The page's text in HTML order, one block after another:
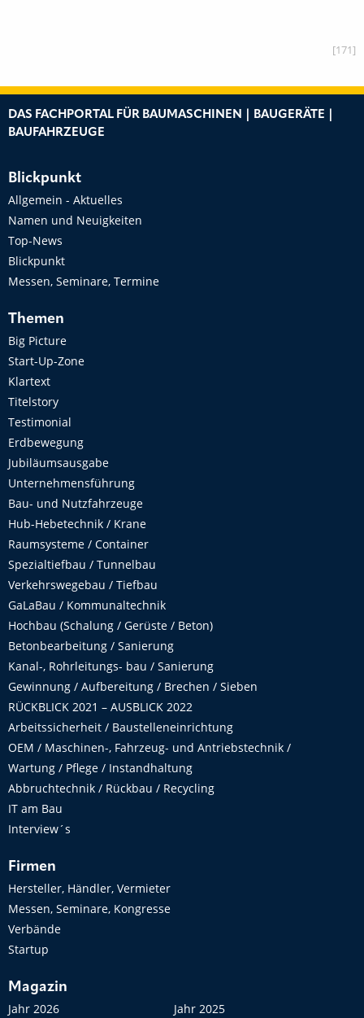
[171]
DAS FACHPORTAL FÜR BAUMASCHINEN | BAUGERÄTE |
BAUFAHRZEUGE
Blickpunkt
Allgemein - Aktuelles
Namen und Neuigkeiten
Top-News
Blickpunkt
Messen, Seminare, Termine
Themen
Big Picture
Start-Up-Zone
Klartext
Titelstory
Testimonial
Erdbewegung
Jubiläumsausgabe
Unternehmensführung
Bau- und Nutzfahrzeuge
Hub-Hebetechnik / Krane
Raumsysteme / Container
Spezialtiefbau / Tunnelbau
Verkehrswegebau / Tiefbau
GaLaBau / Kommunaltechnik
Hochbau (Schalung / Gerüste / Beton)
Betonbearbeitung / Sanierung
Kanal-, Rohrleitungs- bau / Sanierung
Gewinnung / Aufbereitung / Brechen / Sieben
RÜCKBLICK 2021 – AUSBLICK 2022
Arbeitssicherheit / Baustelleneinrichtung
OEM / Maschinen-, Fahrzeug- und Antriebstechnik /
Wartung / Pflege / Instandhaltung
Abbruchtechnik / Rückbau / Recycling
IT am Bau
Interview´s
Firmen
Hersteller, Händler, Vermieter
Messen, Seminare, Kongresse
Verbände
Startup
Magazin
Jahr 2026
Jahr 2025